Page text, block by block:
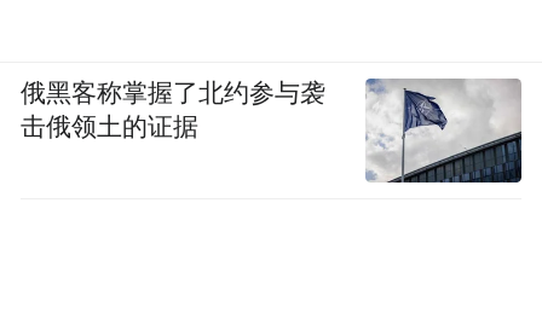
俄黑客称掌握了北约参与袭
击俄领土的证据